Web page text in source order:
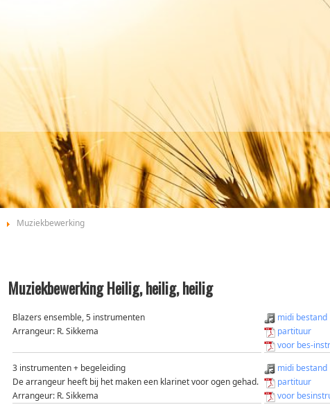
Muziekbewerking
Muziekbewerking Heilig, heilig, heilig
Blazers ensemble, 5 instrumenten
Arrangeur: R. Sikkema
midi bestand
partituur
voor bes-
3 instrumenten + begeleiding
De arrangeur heeft bij het maken een klarinet voor ogen gehad.
Arrangeur: R. Sikkema
midi bestand
partituur
voor